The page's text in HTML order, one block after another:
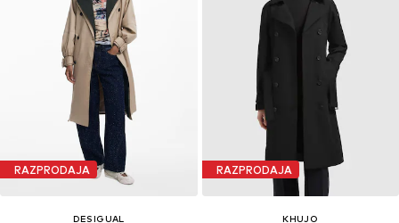
RAZPRODAJA
DESIGUAL
RAZPRODAJA
KHUJO